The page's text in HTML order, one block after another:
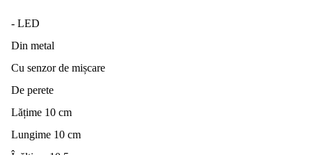
- LED
Din metal
Cu senzor de mișcare
De perete
Lățime 10 cm
Lungime 10 cm